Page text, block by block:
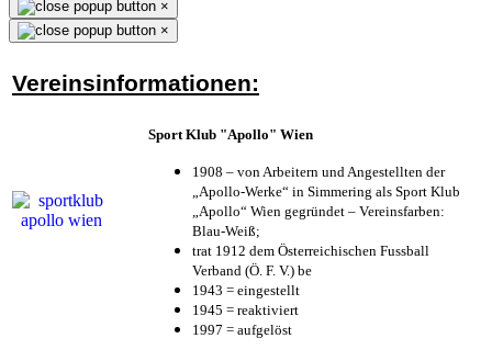
×
×
Vereinsinformationen:
Sport Klub "Apollo" Wien
1908 – von Arbeitern und Angestellten der
„Apollo-Werke“ in Simmering als Sport Klub
„Apollo“ Wien gegründet – Vereinsfarben:
Blau-Weiß;
trat 1912 dem Österreichischen Fussball
Verband (Ö. F. V.) be
1943 = eingestellt
1945 = reaktiviert
1997 = aufgelöst